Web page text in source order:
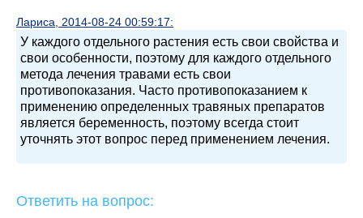
Лариса, 2014-08-24 00:59:17:
У каждого отдельного растения есть свои свойства и
свои особенности, поэтому для каждого отдельного
метода лечения травами есть свои
противопоказания. Часто противопоказанием к
применению определенных травяных препаратов
является беременность, поэтому всегда стоит
уточнять этот вопрос перед применением лечения.
Ответить на вопрос: